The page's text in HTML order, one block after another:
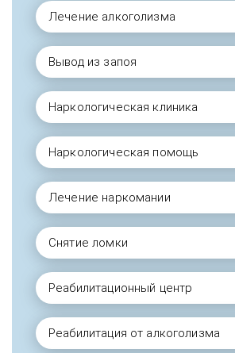
Лечение алкоголизма
Вывод из запоя
Наркологическая клиника
Наркологическая помощь
Лечение наркомании
Снятие ломки
Реабилитационный центр
Реабилитация от алкоголизма